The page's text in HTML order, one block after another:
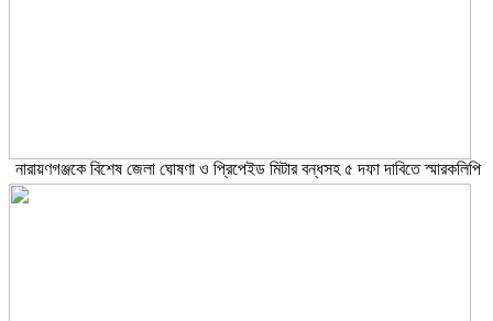
নারায়ণগঞ্জকে বিশেষ জেলা ঘোষণা ও প্রিপেইড মিটার বন্ধসহ ৫ দফা দাবিতে স্মারকলিপি